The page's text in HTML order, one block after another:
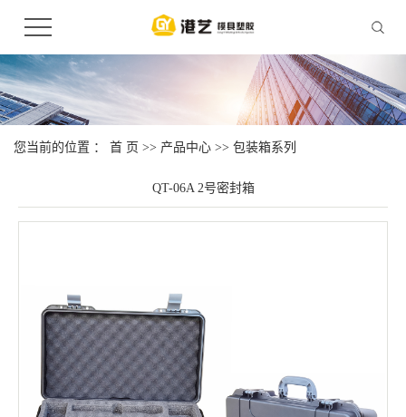
您当前的位置 ： 首 页 >> 产品中心 >> 包装箱系列
QT-06A 2号密封箱